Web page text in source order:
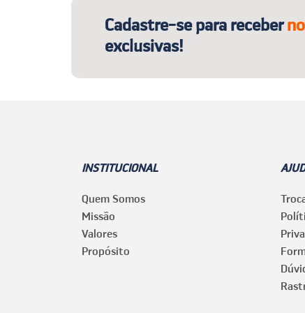
Cadastre-se para receber
exclusivas!
INSTITUCIONAL
Quem Somos
Missão
Valores
Propósito